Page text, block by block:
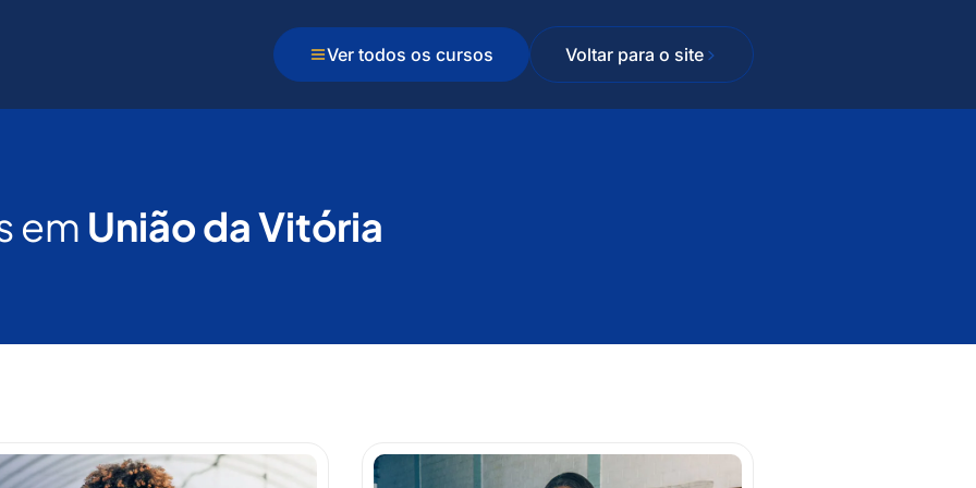
Ver todos os cursos Voltar para o site
em União da Vitória